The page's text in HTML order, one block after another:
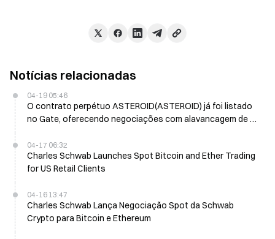
Notícias relacionadas
04-19 05:46
O contrato perpétuo ASTEROID(ASTEROID) já foi listado
no Gate, oferecendo negociações com alavancagem de 1
04-17 06:32
Charles Schwab Launches Spot Bitcoin and Ether Trading
for US Retail Clients
04-16 13:47
Charles Schwab Lança Negociação Spot da Schwab
Crypto para Bitcoin e Ethereum